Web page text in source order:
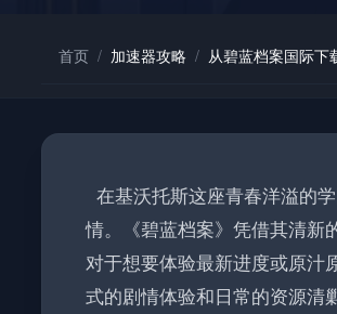
首页 / 加速器攻略 / 从碧蓝档案国际下
在基沃托斯这座青春洋溢的
情。《碧蓝档案》凭借其清新
对于想要体验最新进度或原汁
式的剧情体验和日常的资源清